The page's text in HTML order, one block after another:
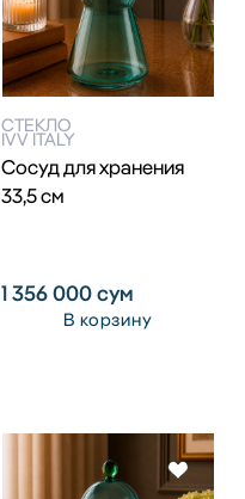
СТЕКЛО
IVV ITALY
Сосуд для хранения
33,5 см
1 356 000сум
В корзину